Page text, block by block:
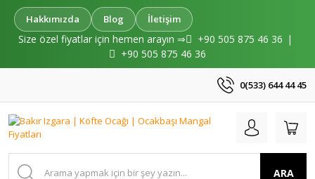
Hakkımızda Blog İletişim
Size özel fiyatlar için hemen arayın ⇒ +90 505 875 46 36 |
+90 505 875 46 36
0(533) 644 44 45
ARA